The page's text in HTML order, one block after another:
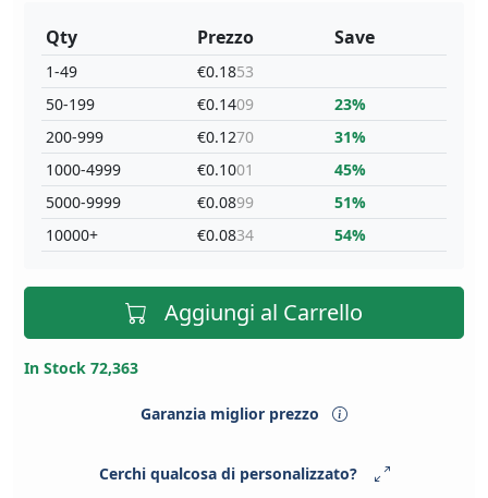
Qty
1-49
50-199
200-999
1000-4999
5000-9999
10000+
Prezzo
€0.1853
€0.1409
€0.1270
€0.1001
€0.0899
€0.0834
Save
23%
31%
45%
51%
54%
Aggiungi al Carrello
In Stock 72,363
Garanzia miglior prezzo
Cerchi qualcosa di personalizzato?